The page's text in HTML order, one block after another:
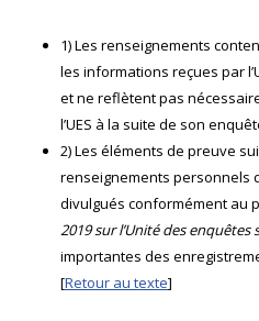
1) Les renseignements
les informations reçues par
et ne reflètent pas
l’UES à la suite de son
2) Les éléments de preuve
renseignements personnels
divulgués conformément au
2019 sur l’Unité des enquêtes
importantes des
[Retour au texte]